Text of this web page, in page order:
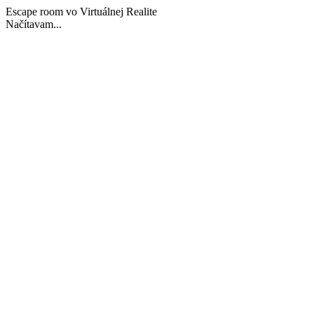
Escape room vo Virtuálnej Realite
Načítavam...